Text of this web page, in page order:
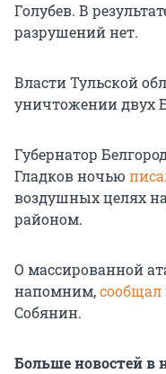
Голубев. В
разрушений нет.
Власти Тульской
уничтожении двух
Губернатор
Гладков ночью
воздушных целях
районом.
О массированной
напомним,сообщал
Собянин.
Больше новостей